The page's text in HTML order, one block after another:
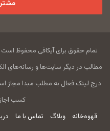
وارد
درج لینک فعال به مطلب مبدا مجاز
کسب
قهوه‌خانه
وبلاگ تماس با ما